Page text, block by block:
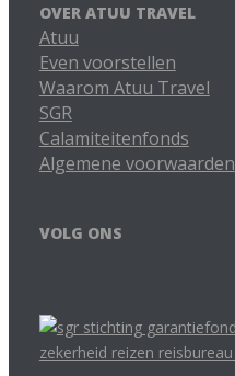
OVER ATUU TRAVEL
Atuu
Even voorstellen
Waarom Atuu Travel
SGR
Calamiteitenfonds
Algemene voorwaarden
VOLG ONS